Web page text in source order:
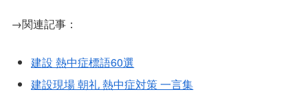
→関連記事：
建設 熱中症標語60選
建設現場 朝礼 熱中症対策 一言集